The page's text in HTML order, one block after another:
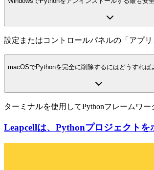
設定またはコントロールパネルの「アプ
macOSでPythonを完全に削除するにはどうすれば
ターミナルを使用してPythonフレームワ
Leapcellは、Pythonプロジェクトを